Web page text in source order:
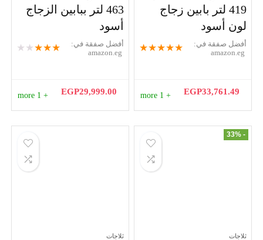
419 لتر بابين زجاج
لون أسود
★
★
★
★
★
أفضل صفقة في:
amazon.eg
EGP33,761.49
+ 1 more
463 لتر ببابين الزجاج
أسود
★
★
★
★
★
أفضل صفقة في:
amazon.eg
EGP29,999.00
+ 1 more
- 33%
ثلاجات ثلاجات